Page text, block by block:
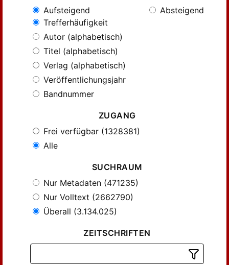
Aufsteigend
Absteigend
Trefferhäufigkeit
Autor (alphabetisch)
Titel (alphabetisch)
Verlag (alphabetisch)
Veröffentlichungsjahr
Bandnummer
ZUGANG
Frei verfügbar (1328381)
Alle
SUCHRAUM
Nur Metadaten (471235)
Nur Volltext (2662790)
Überall (3.134.025)
ZEITSCHRIFTEN